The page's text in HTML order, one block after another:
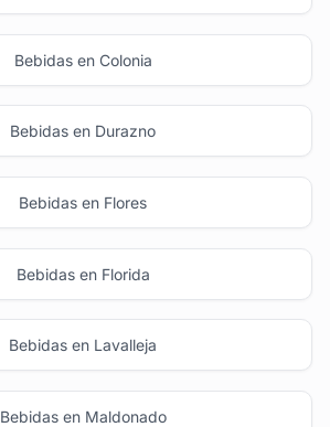
Bebidas en Colonia
Bebidas en Durazno
Bebidas en Flores
Bebidas en Florida
Bebidas en Lavalleja
Bebidas en Maldonado